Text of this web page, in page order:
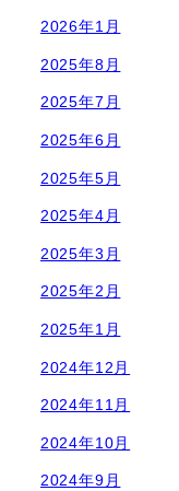
2026年1月
2025年8月
2025年7月
2025年6月
2025年5月
2025年4月
2025年3月
2025年2月
2025年1月
2024年12月
2024年11月
2024年10月
2024年9月